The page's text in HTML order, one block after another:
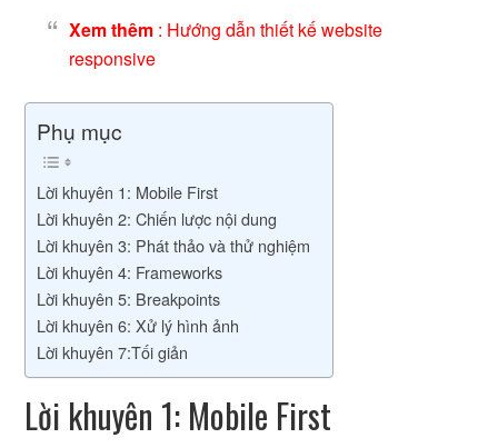
Xem thêm : Hướng dẫn thiết kế website
responsive
Phụ mục
Lời khuyên 1: Mobile First
Lời khuyên 2: Chiến lược nội dung
Lời khuyên 3: Phát thảo và thử nghiệm
Lời khuyên 4: Frameworks
Lời khuyên 5: Breakpoints
Lời khuyên 6: Xử lý hình ảnh
Lời khuyên 7:Tối giản
Lời khuyên 1: Mobile First